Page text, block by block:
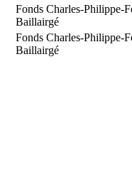
Fonds Charles-Philippe-
Baillairgé
Fonds Charles-Philippe-
Baillairgé